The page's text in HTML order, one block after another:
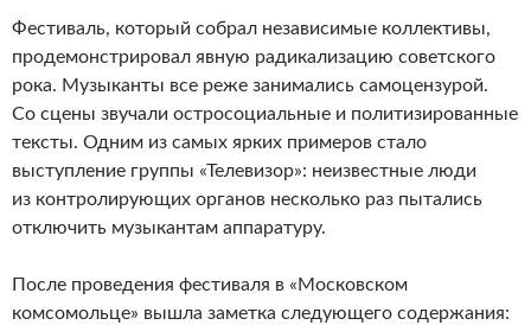
Фестиваль, который собрал независимые коллективы,
продемонстрировал явную радикализацию советского
рока. Музыканты все реже занимались самоцензурой.
Со сцены звучали остросоциальные и политизированные
тексты. Одним из самых ярких примеров стало
выступление группы «Телевизор»: неизвестные люди
из контролирующих органов несколько раз пытались
отключить музыкантам аппаратуру.
После проведения фестиваля в «Московском
комсомольце» вышла заметка следующего содержания: